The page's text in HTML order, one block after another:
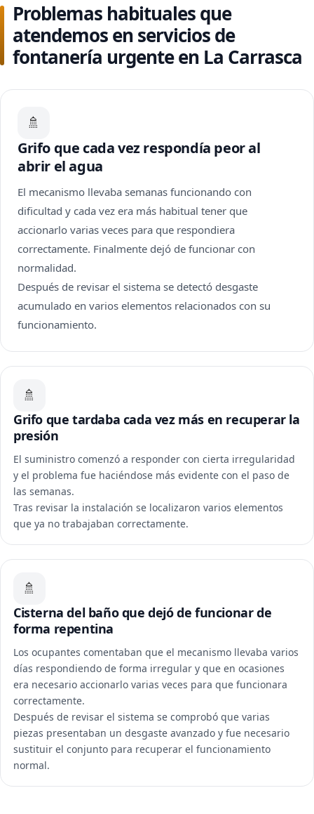
Problemas habituales que
atendemos en servicios de
fontanería urgente en La Carrasca
🚿
Grifo que cada vez respondía peor al
abrir el agua
El mecanismo llevaba semanas funcionando con
dificultad y cada vez era más habitual tener que
accionarlo varias veces para que respondiera
correctamente. Finalmente dejó de funcionar con
normalidad.
Después de revisar el sistema se detectó desgaste
acumulado en varios elementos relacionados con su
funcionamiento.
🚿
Grifo que tardaba cada vez más en recuperar la
presión
El suministro comenzó a responder con cierta irregularidad
y el problema fue haciéndose más evidente con el paso de
las semanas.
Tras revisar la instalación se localizaron varios elementos
que ya no trabajaban correctamente.
🚿
Cisterna del baño que dejó de funcionar de
forma repentina
Los ocupantes comentaban que el mecanismo llevaba varios
días respondiendo de forma irregular y que en ocasiones
era necesario accionarlo varias veces para que funcionara
correctamente.
Después de revisar el sistema se comprobó que varias
piezas presentaban un desgaste avanzado y fue necesario
sustituir el conjunto para recuperar el funcionamiento
normal.